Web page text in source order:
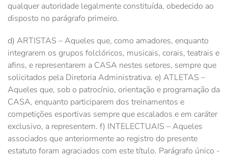
qualquer autoridade legalmente constituída, obedecido ao
disposto no parágrafo primeiro.
d) ARTISTAS – Aqueles que, como amadores, enquanto
integrarem os grupos folclóricos, musicais, corais, teatrais e
afins, e representarem a CASA nestes setores, sempre que
solicitados pela Diretoria Administrativa. e) ATLETAS –
Aqueles que, sob o patrocínio, orientação e programação da
CASA, enquanto participarem dos treinamentos e
competições esportivas sempre que escalados e em caráter
exclusivo, a representem. f) INTELECTUAIS – Aqueles
associados que anteriormente ao registro do presente
estatuto foram agraciados com este título. Parágrafo único -